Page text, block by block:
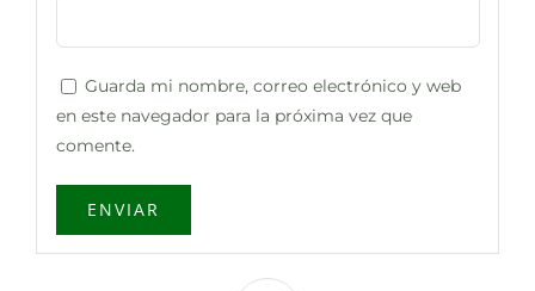
Guarda mi nombre, correo electrónico y web
en este navegador para la próxima vez que
comente.